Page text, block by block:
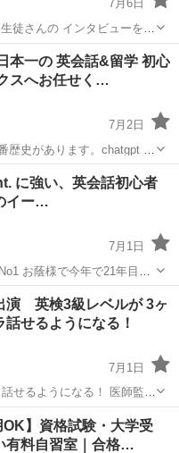
7月6日
徒さんの インタビューをご
占い師
本一の 英会話&留学 初心
スへお任せく…
7月2日
史があります。chatgpt 調
2時間ほどの動画 や 医...
難関大学
に強い、英会話初心者
イー…
7月1日
目に
心者専門校なので安心して
初心者
演 英検3級レベルが 3ヶ
せるようになる！
7月1日
英会話講座が誕生しまし
た。 今回ご案内するのは２ヶ月の講座です。 English wit...
プロフィール
OK】資格試験・大学受
有料自習室｜合格…